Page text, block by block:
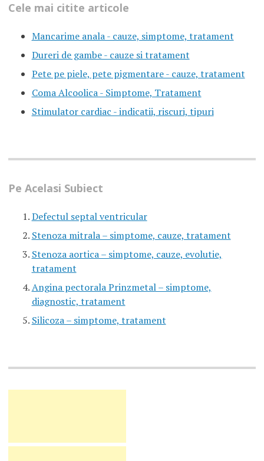
Cele mai citite articole
Mancarime anala - cauze, simptome, tratament
Dureri de gambe - cauze si tratament
Pete pe piele, pete pigmentare - cauze, tratament
Coma Alcoolica - Simptome, Tratament
Stimulator cardiac - indicatii, riscuri, tipuri
Pe Acelasi Subiect
Defectul septal ventricular
Stenoza mitrala – simptome, cauze, tratament
Stenoza aortica – simptome, cauze, evolutie,
tratament
Angina pectorala Prinzmetal – simptome,
diagnostic, tratament
Silicoza – simptome, tratament